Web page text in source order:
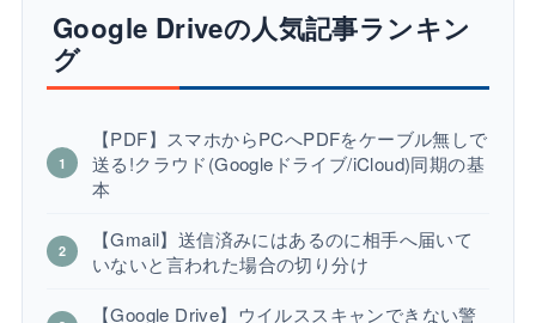
Google Driveの人気記事ランキン
グ
【PDF】スマホからPCへPDFをケーブル無しで
送る!クラウド(Googleドライブ/iCloud)同期の基
本
【Gmail】送信済みにはあるのに相手へ届いて
いないと言われた場合の切り分け
【Google Drive】ウイルススキャンできない警